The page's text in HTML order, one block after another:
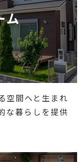
ム
空間へと生まれ
な暮らしを提供